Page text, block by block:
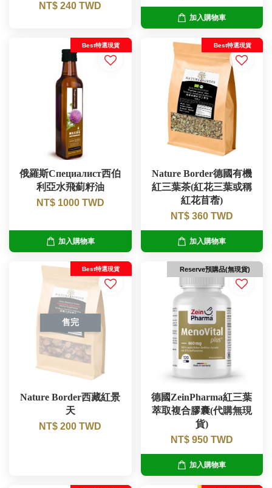
NT$ 240 TWD
加入購物車
Best特選現貨
俄羅斯Специалист西伯
利亞水飛薊籽油
NT$ 1000 TWD
加入購物車
Best特選現貨
Nature Border德國有機
紅三葉茶(紅花三葉或稱
紅花苜蓿)
NT$ 360 TWD
加入購物車
售完
Best特選現貨
Nature Border西藏紅景
天
NT$ 200 TWD
Reserve預購品(無現貨)
德國ZeinPharma紅三葉
萃取複合膠囊(代購無現
貨)
NT$ 950 TWD
加入購物車